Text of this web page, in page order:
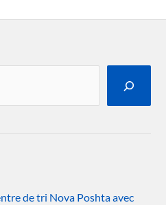
de tri Nova Poshta avec